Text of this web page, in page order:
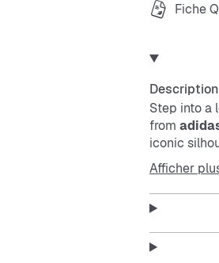
Fiche
Description
Step into a
from
iconic
generation.
The
a look
provides
Afficher